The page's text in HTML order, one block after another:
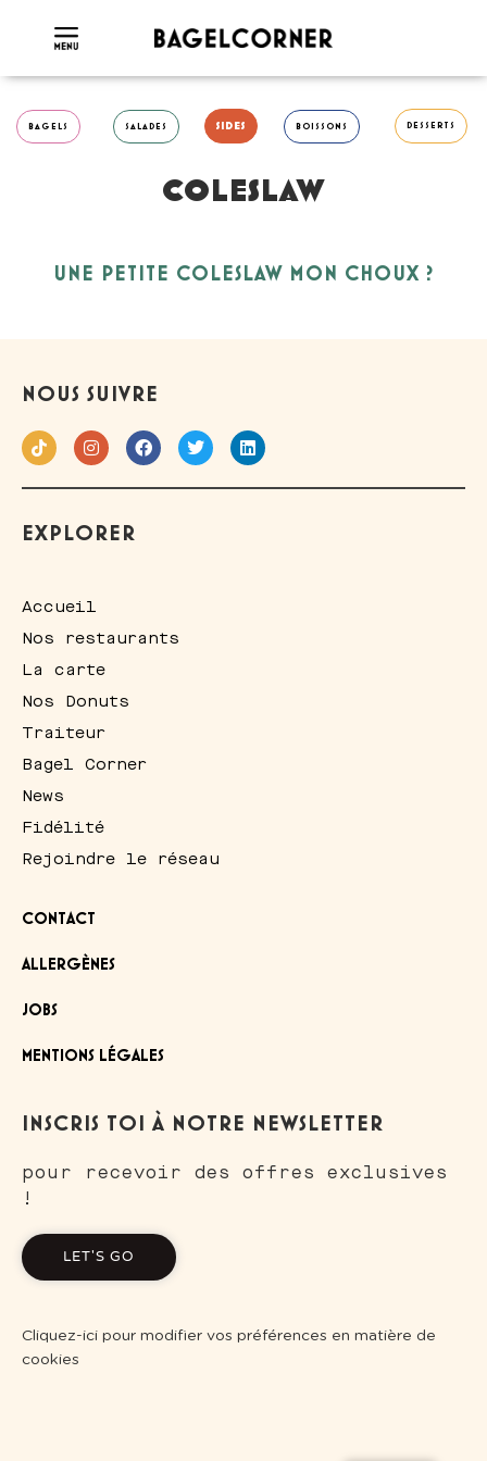
BAGELS SALADES SIDES BOISSONS DESSERTS
COLESLAW
UNE PETITE COLESLAW MON CHOUX ?
NOUS SUIVRE
EXPLORER
Accueil
Nos restaurants
La carte
Nos Donuts
Traiteur
Bagel Corner
News
Fidélité
Rejoindre le réseau
CONTACT
ALLERGÈNES
JOBS
MENTIONS LÉGALES
INSCRIS TOI À NOTRE NEWSLETTER
pour recevoir des offres exclusives
!
LET'S GO
Cliquez-ici pour modifier vos préférences en matière de
cookies